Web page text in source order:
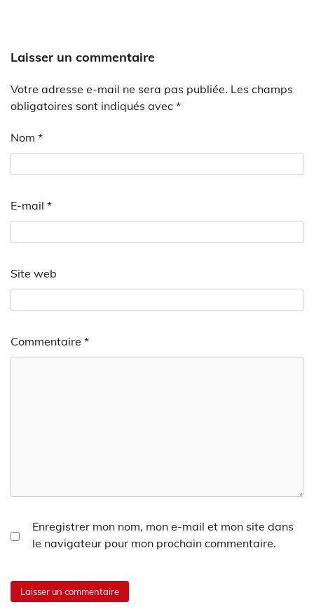
Laisser un commentaire
Votre adresse e-mail ne sera pas publiée. Les champs
obligatoires sont indiqués avec *
Nom *
E-mail *
Site web
Commentaire *
Enregistrer mon nom, mon e-mail et mon site dans
le navigateur pour mon prochain commentaire.